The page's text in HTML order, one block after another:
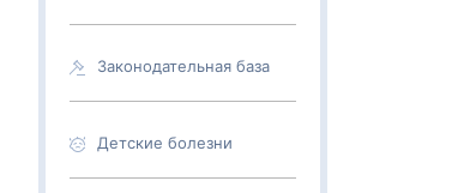
Законодательная база
Детские болезни